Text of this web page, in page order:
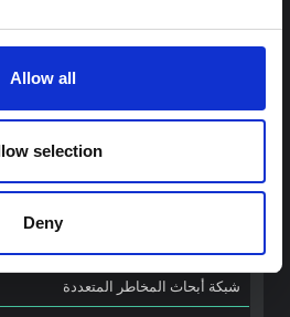
Allow all
selection
Deny
توصيات: التخليق السريع
جمهورية الكونغو
تخليق سريع للدروس المستفادة من أبحاث
الاستجابة المتكيفة محليًا والمدعومة
شبكة أبحاث المخاطر المتعددة